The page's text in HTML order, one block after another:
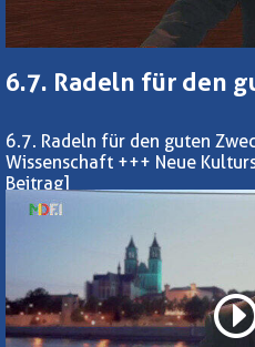
6.7. Radeln für den
6.7. Radeln für den guten
Wissenschaft +++ Neue
Beitrag]